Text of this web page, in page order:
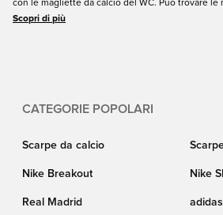
con le magliette da calcio del WC. Può trovare le
2026 di quasi tutte le nazioni partecipanti.
Scopri di più
CATEGORIE POPOLARI
Scarpe da calcio
Nike Breakout Nike
Real Madrid